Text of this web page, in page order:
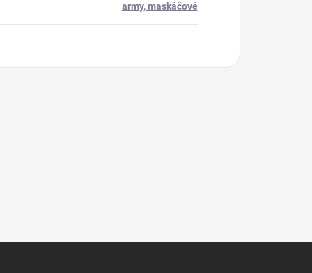
army, maskáčové